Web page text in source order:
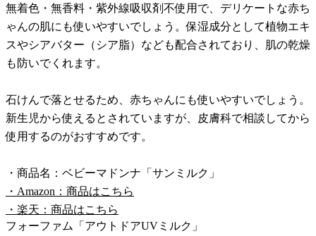
無着色・無香料・紫外線吸収剤不使用で、デリケートな赤ち
ゃんの肌にも使いやすいでしょう。保湿成分として植物エキ
スやシアバター（シア脂）なども配合されており、肌の乾燥
も防いでくれます。
石けんで落とせるため、赤ちゃんにも使いやすいでしょう。
新生児から使えるとされていますが、皮膚科で相談してから
使用するのがおすすめです。
・商品名：ベビーマドンナ「サンミルク」
・Amazon：商品はこちら
・楽天：商品はこちら
フォーファム「アウトドアUVミルク」